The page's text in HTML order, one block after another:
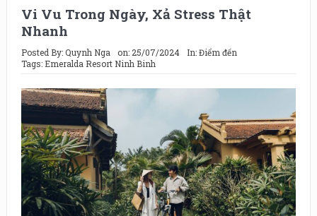
Vi Vu Trong Ngày, Xả Stress Thật
Nhanh
Posted By:Quynh Nga on:25/07/2024 In:Điểm đến
Tags: Emeralda Resort Ninh Binh